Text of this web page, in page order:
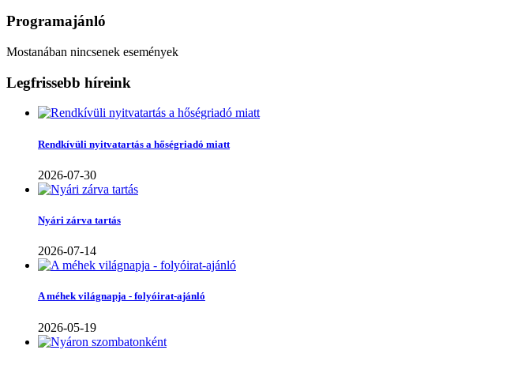
Programajánló
Mostanában nincsenek események
Legfrissebb híreink
Rendkívüli nyitvatartás a hőségriadó miatt
2026-07-30
Nyári zárva tartás
2026-07-14
A méhek világnapja - folyóirat-ajánló
2026-05-19